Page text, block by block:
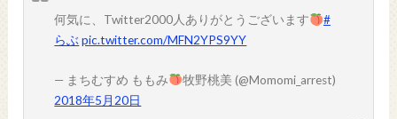
何気に、Twitter2000人ありがとうございます
#
らぶ pic.twitter.com/MFN2YPS9YY
— まちむすめ ももみ
牧野桃美 (@Momomi_arrest)
2018年5月20日